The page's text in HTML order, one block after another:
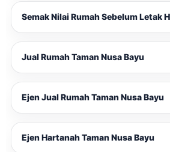
Semak Nilai Rumah Sebelum Letak
Jual Rumah Taman Nusa Bayu
Ejen Jual Rumah Taman Nusa Bayu
Ejen Hartanah Taman Nusa Bayu